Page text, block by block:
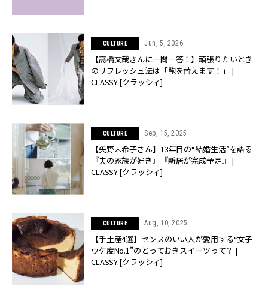
CULTURE Jun, 5, 2026
【高橋文哉さんに一問一答！】頑張りたいとき
のリフレッシュ法は「鞄を替えます！」 |
CLASSY.[クラッシィ]
CULTURE Sep, 15, 2025
【矢野未希子さん】13年目の“結婚生活”を語る
『夫の家族が好き』『新居が完成予定』 |
CLASSY.[クラッシィ]
CULTURE Aug, 10, 2025
【手土産4選】センスのいい人が愛用する“女子
ウケ度No.1”のとっておきスイーツって？ |
CLASSY.[クラッシィ]